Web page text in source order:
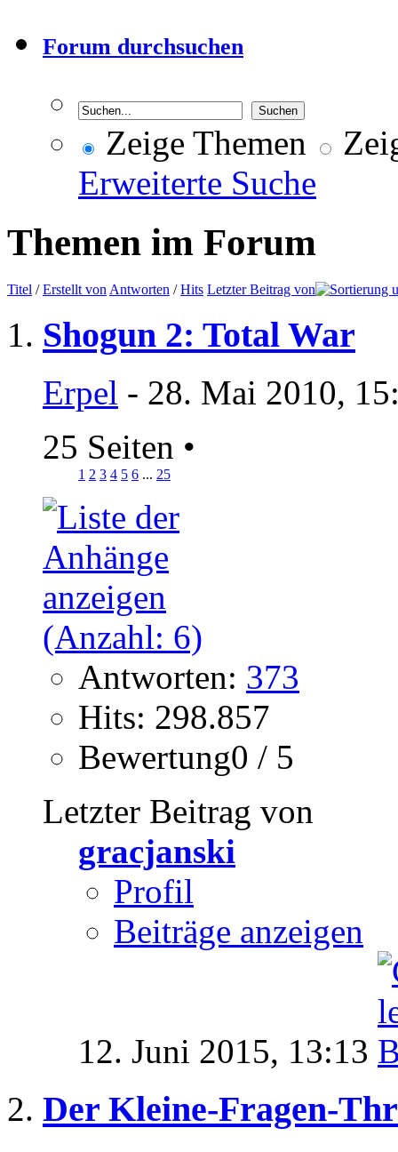
Forum durchsuchen
Zeige Themen
Erweiterte Suche
Themen im Forum
Titel /Erstellt von Antworten /Hits Letzter Beitrag von
Shogun 2: Total War
Erpel - 28. Mai 2010,
25 Seiten •
1 2 3 4 5 6 ... 25
Antworten: 373
Hits: 298.857
Bewertung0 / 5
Letzter Beitrag von
gracjanski
Profil
Beiträge anzeigen
12. Juni 2015, 13:13
Der Kleine-Fragen-